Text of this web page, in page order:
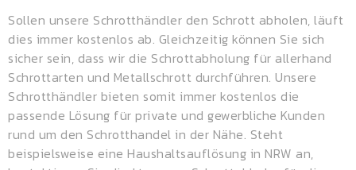
Sollen unsere Schrotthändler den Schrott abholen, läuft
dies immer kostenlos ab. Gleichzeitig können Sie sich
sicher sein, dass wir die Schrottabholung für allerhand
Schrottarten und Metallschrott durchführen. Unsere
Schrotthändler bieten somit immer kostenlos die
passende Lösung für private und gewerbliche Kunden
rund um den Schrotthandel in der Nähe. Steht
beispielsweise eine Haushaltsauflösung in NRW an,